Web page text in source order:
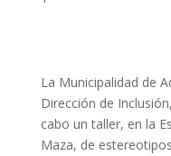
La Municipalidad de
Dirección de
cabo un taller, en la
Maza, de